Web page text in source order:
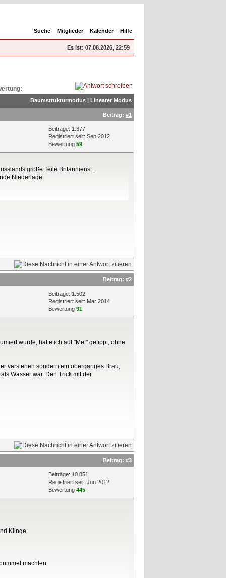
Suche Mitglieder Kalender Hilfe
Es ist: 07.08.2026, 22:59
Baumstrukturmodus | Linearer Modus
Beitrag: #1
Beiträge: 1.377
Registriert seit: Sep 2012
Bewertung 59
große Teile Britanniens...
Niederlage.
Beitrag: #2
Beiträge: 1.502
Registriert seit: Mar 2014
Bewertung 91
wurde, hätte ich auf "Met" getippt, ohne
verstehen sondern ein obergäriges Bräu,
Wasser war. Den Trick mit der
Beitrag: #3
Beiträge: 10.851
Registriert seit: Jun 2012
Bewertung 445
Klinge.
machten